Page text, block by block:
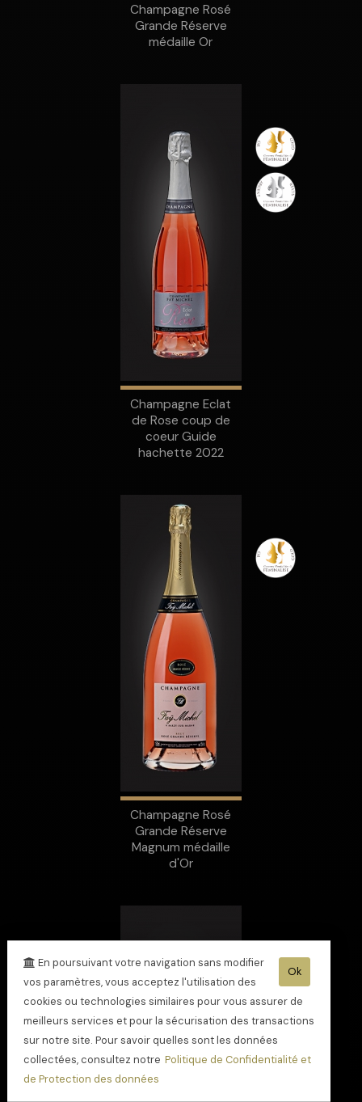
Champagne Rosé
Grande Réserve
médaille Or
Champagne Eclat
de Rose coup de
coeur Guide
hachette 2022
Champagne Rosé
Grande Réserve
Magnum médaille
d'Or
Ok
En poursuivant votre navigation sans modifier
vos paramètres, vous acceptez l'utilisation des
cookies ou technologies similaires pour vous assurer de
meilleurs services et pour la sécurisation des transactions
sur notre site. Pour savoir quelles sont les données
collectées, consultez notre Politique de Confidentialité et
de Protection des données